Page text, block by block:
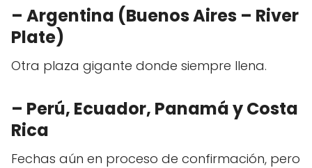
– Argentina (Buenos Aires – River
Plate)
Otra plaza gigante donde siempre llena.
– Perú, Ecuador, Panamá y Costa
Rica
Fechas aún en proceso de confirmación, pero